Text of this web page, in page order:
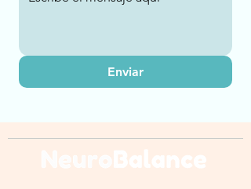
Enviar